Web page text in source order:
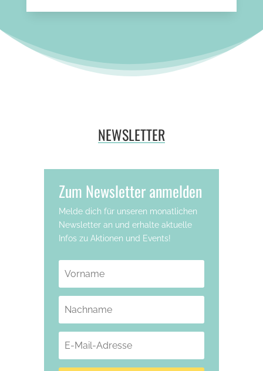
NEWSLETTER
Zum Newsletter anmelden
Melde dich für unseren monatlichen
Newsletter an und erhalte aktuelle
Infos zu Aktionen und Events!